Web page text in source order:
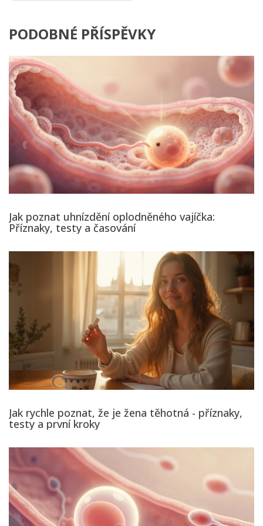
PODOBNÉ PŘÍSPĚVKY
Jak poznat uhnízdění oplodněného vajíčka:
Příznaky, testy a časování
Jak rychle poznat, že je žena těhotná - příznaky,
testy a první kroky